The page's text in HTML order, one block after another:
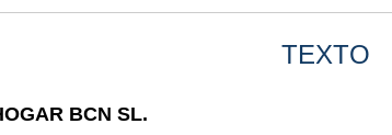
TEXTO
BCN SL.